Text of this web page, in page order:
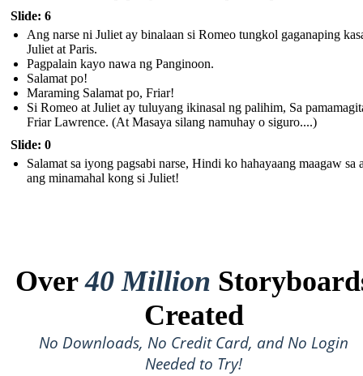
Slide: 6
Ang narse ni Juliet ay binalaan si Romeo tungkol gaganaping
Juliet at Paris.
Pagpalain kayo nawa ng Panginoon.
Salamat po!
Maraming Salamat po, Friar!
Si Romeo at Juliet ay tuluyang ikinasal ng palihim, Sa
Friar Lawrence. (At Masaya silang namuhay o siguro....)
Slide: 0
Salamat sa iyong pagsabi narse, Hindi ko hahayaang maagaw sa
ang minamahal kong si Juliet!
Over40 Million
Created
No Downloads, No Credit Card, and No Login
Needed to Try!